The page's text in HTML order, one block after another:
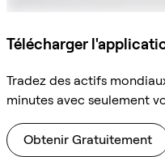
Télécharger
Tradez des actifs
minutes avec seulement
Obtenir Gratuitement